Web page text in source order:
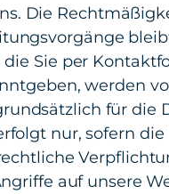
Die
Sie per
werden
für die
nur, sofern
auf unsere